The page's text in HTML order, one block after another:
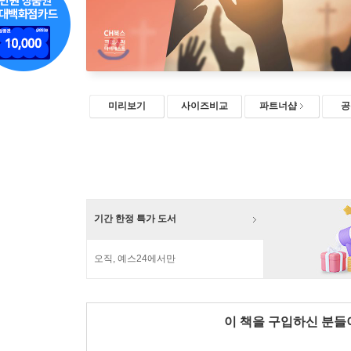
미리보기 사이즈비교 파트너샵
기간 한정 특가 도서
오직, 예스24에서만
이 책을 구입하신 분